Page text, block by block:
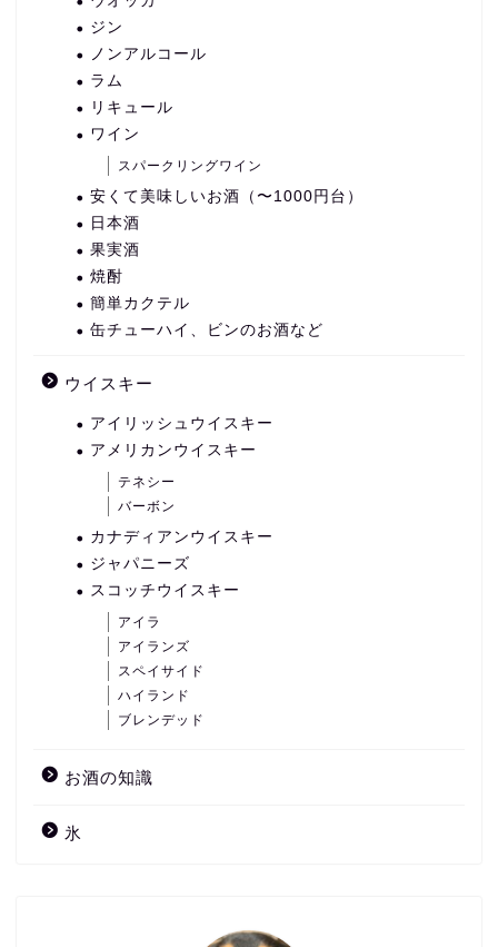
ジン
ノンアルコール
ラム
リキュール
ワイン
スパークリングワイン
安くて美味しいお酒（〜1000円台）
日本酒
果実酒
焼酎
簡単カクテル
缶チューハイ、ビンのお酒など
ウイスキー
アイリッシュウイスキー
アメリカンウイスキー
テネシー
バーボン
カナディアンウイスキー
ジャパニーズ
スコッチウイスキー
アイラ
アイランズ
スペイサイド
ハイランド
ブレンデッド
お酒の知識
氷